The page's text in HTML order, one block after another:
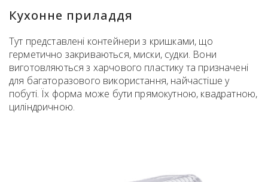
Кухонне приладдя
Тут представлені контейнери з кришками, що
герметично закриваються, миски, судки. Вони
виготовляються з харчового пластику та призначені
для багаторазового використання, найчастіше у
побуті. Їх форма може бути прямокутною, квадратною,
циліндричною.